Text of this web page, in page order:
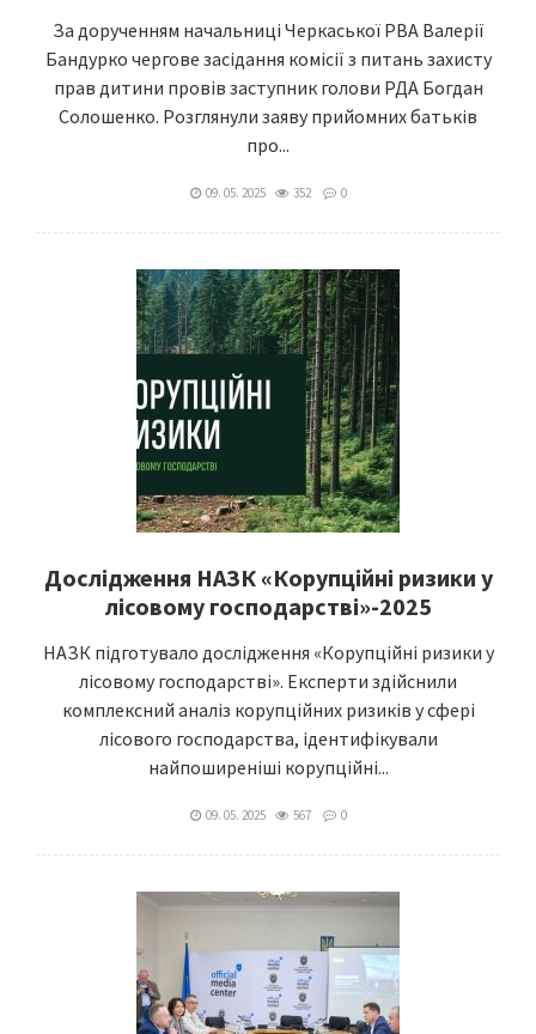
За дорученням начальниці Черкаської РВА Валерії
Бандурко чергове засідання комісії з питань захисту
прав дитини провів заступник голови РДА Богдан
Солошенко. Розглянули заяву прийомних батьків
про...
09. 05. 2025 352 0
Дослідження НАЗК «Корупційні ризики у
лісовому господарстві»-2025
НАЗК підготувало дослідження «Корупційні ризики у
лісовому господарстві». Експерти здійснили
комплексний аналіз корупційних ризиків у сфері
лісового господарства, ідентифікували
найпоширеніші корупційні...
09. 05. 2025 567 0